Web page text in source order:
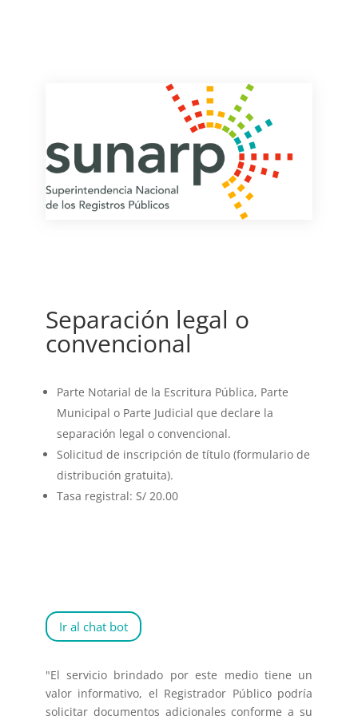
Separación legal o
convencional
Parte Notarial de la Escritura Pública, Parte
Municipal o Parte Judicial que declare la
separación legal o convencional.
Solicitud de inscripción de título (formulario de
distribución gratuita).
Tasa registral: S/ 20.00
Ir al chat bot
"El servicio brindado por este medio tiene un
valor informativo, el Registrador Público podría
solicitar documentos adicionales conforme a su